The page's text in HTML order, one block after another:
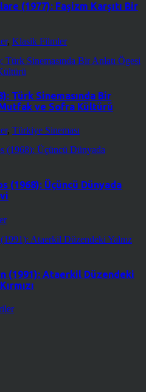
(1977): Faşizm Karşıtı Bir
, Klasik Filmler
Türk Sinemasında Bir
ve Sofra Kültürü
, Türkiye Sineması
(1968): Üçüncü Dünyada
(1991): Ataerkil Düzendeki